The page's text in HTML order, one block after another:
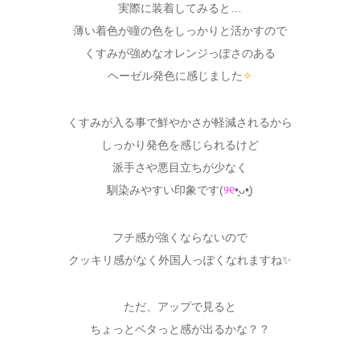
実際に装着してみると…
薄い着色が瞳の色をしっかりと活かすので
くすみが強めなオレンジっぽさのある
ヘーゼル発色に感じました✧
くすみが入る事で鮮やかさが軽減されるから
しっかり発色を感じられるけど
派手さや悪目立ちが少なく
馴染みやすい印象です(୨୧•͈ᴗ•͈)
フチ感が強くならないので
クッキリ感がなく外国人っぽくなれますね✨
ただ、アップで見ると
ちょっとベタっと感が出るかな？？